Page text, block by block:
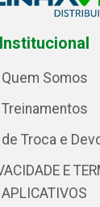
Institucional
Quem Somos
Treinamentos
Troca e
E
APLICATIVOS